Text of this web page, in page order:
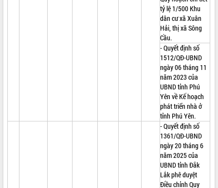
tỷ lệ 1/500 Khu
dân cư xã Xuân
Hải, thị xã Sông
Cầu.
- Quyết định số
1512/QĐ-UBND
ngày 06 tháng 11
năm 2023 của
UBND tỉnh Phú
Yên về Kế hoạch
phát triển nhà ở
tỉnh Phú Yên.
- Quyết định số
1361/QĐ-UBND
ngày 20 tháng 6
năm 2025 của
UBND tỉnh Đắk
Lắk phê duyệt
Điều chỉnh Quy